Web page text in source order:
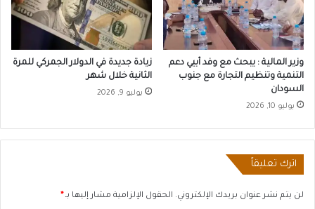
وزير المالية : يبحث مع وفد أبيي دعم
التنمية وتنظيم التجارة مع جنوب
السودان
يوليو 10, 2026
زيادة جديدة في الدولار الجمركي للمرة
الثانية خلال شهر
يوليو 9, 2026
اترك تعليقاً
لن يتم نشر عنوان بريدك الإلكتروني. الحقول الإلزامية مشار إليها بـ *